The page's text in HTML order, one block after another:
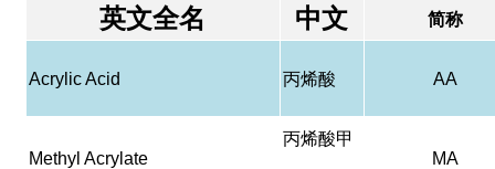
英文全名
中文 简称
Acrylic Acid 丙烯酸 AA
Methyl Acrylate
丙烯酸甲
MA